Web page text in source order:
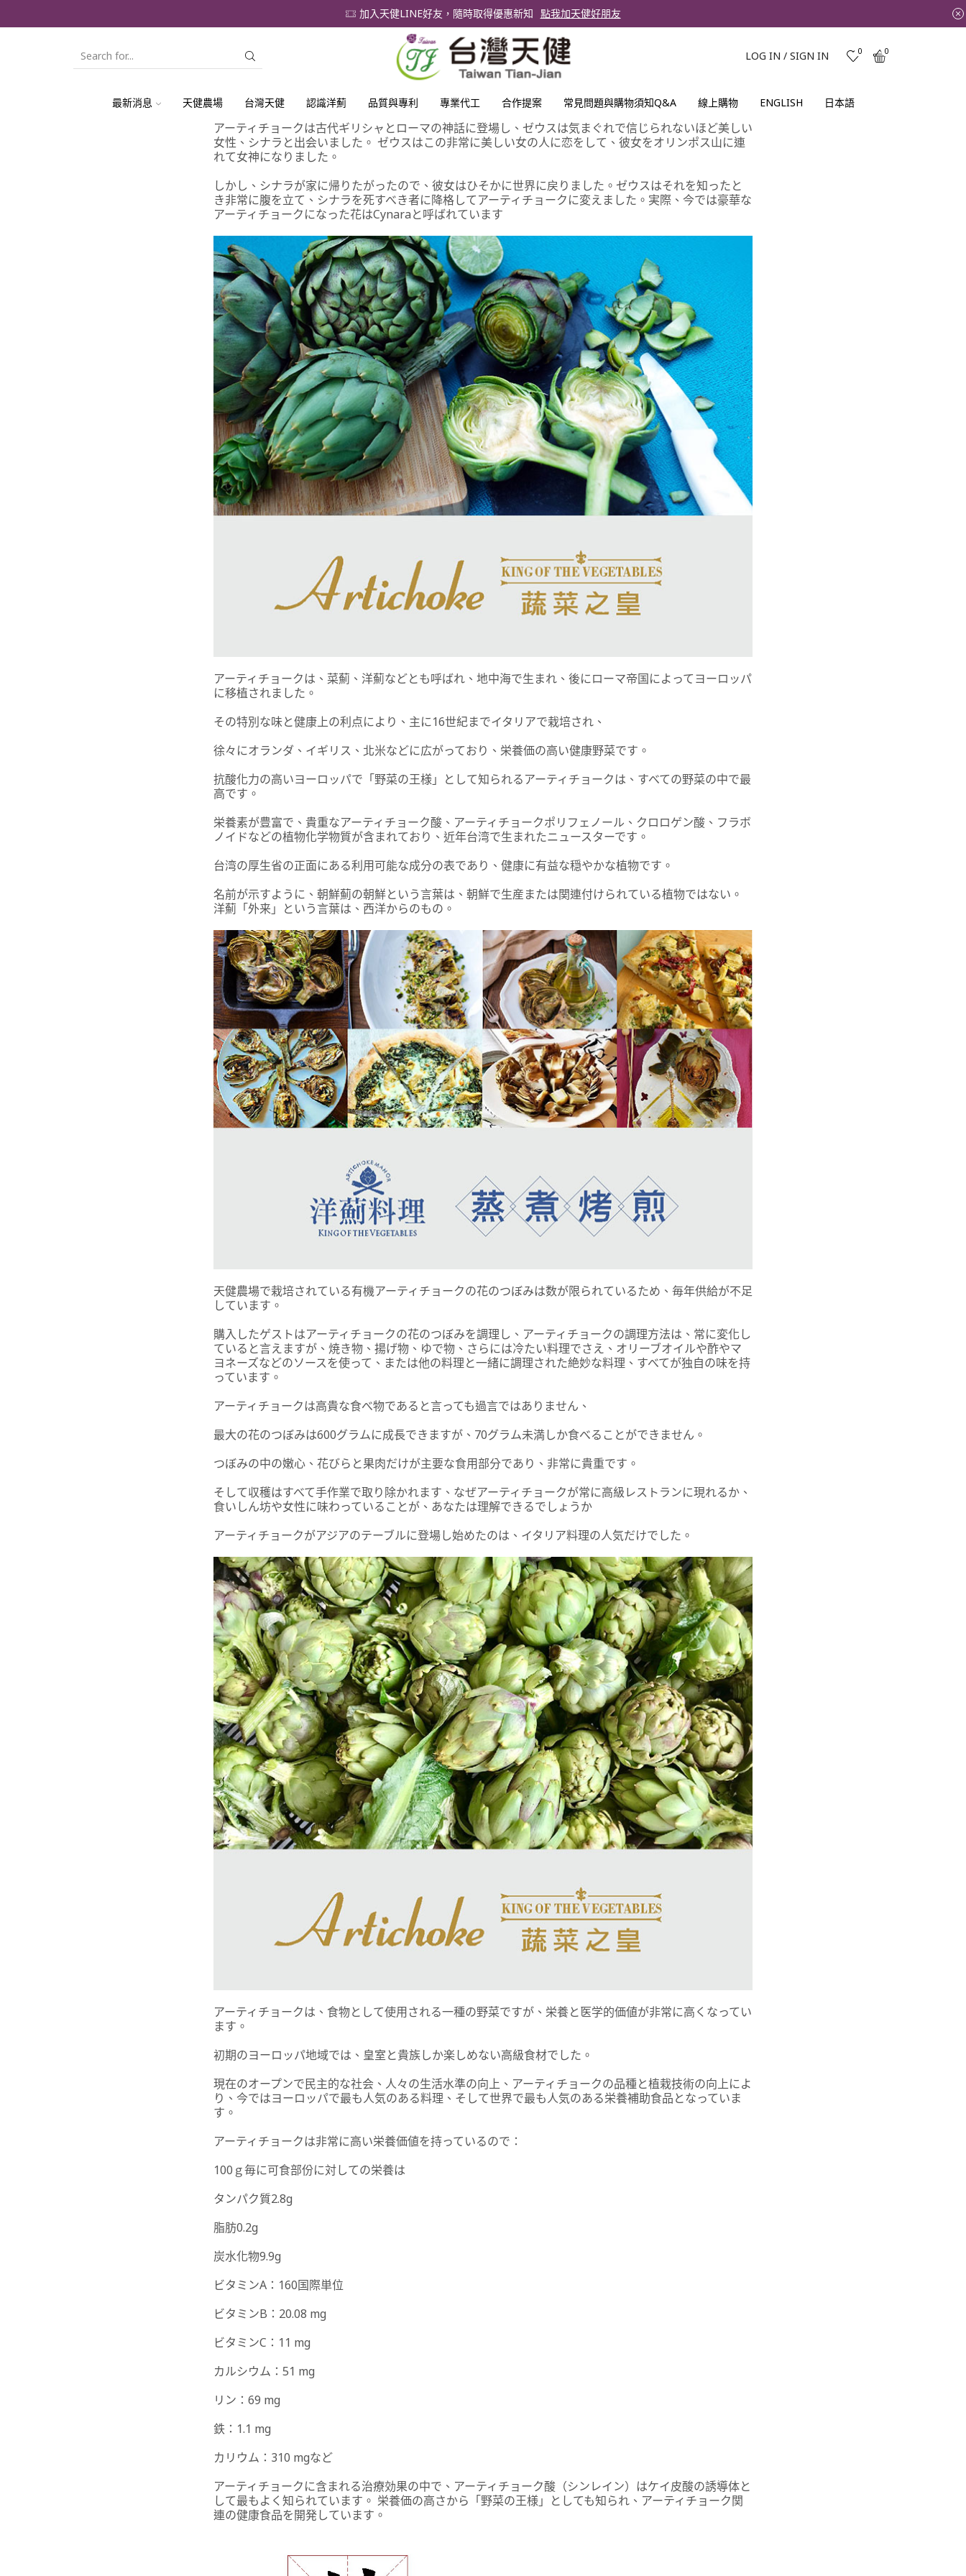
加入天健LINE好友，隨時取得優惠新知 點我加天健好朋友
LOG IN / SIGN IN 0 0
最新消息 天健農場 台灣天健 認識洋薊 品質與專利 專業代工 合作提案 常見問題與購物須知Q&A 線上購物 ENGLISH 日本語
アーティチョークは古代ギリシャとローマの神話に登場し、ゼウスは気まぐれで信じられないほど美しい
女性、シナラと出会いました。 ゼウスはこの非常に美しい女の人に恋をして、彼女をオリンポス山に連
れて女神になりました。
しかし、シナラが家に帰りたがったので、彼女はひそかに世界に戻りました。ゼウスはそれを知ったと
き非常に腹を立て、シナラを死すべき者に降格してアーティチョークに変えました。実際、今では豪華な
アーティチョークになった花はCynaraと呼ばれています
アーティチョークは、菜薊、洋薊などとも呼ばれ、地中海で生まれ、後にローマ帝国によってヨーロッパ
に移植されました。
その特別な味と健康上の利点により、主に16世紀までイタリアで栽培され、
徐々にオランダ、イギリス、北米などに広がっており、栄養価の高い健康野菜です。
抗酸化力の高いヨーロッパで「野菜の王様」として知られるアーティチョークは、すべての野菜の中で最
高です。
栄養素が豊富で、貴重なアーティチョーク酸、アーティチョークポリフェノール、クロロゲン酸、フラボ
ノイドなどの植物化学物質が含まれており、近年台湾で生まれたニュースターです。
台湾の厚生省の正面にある利用可能な成分の表であり、健康に有益な穏やかな植物です。
名前が示すように、朝鮮薊の朝鮮という言葉は、朝鮮で生産または関連付けられている植物ではない。
洋薊「外来」という言葉は、西洋からのもの。
天健農場で栽培されている有機アーティチョークの花のつぼみは数が限られているため、毎年供給が不足
しています。
購入したゲストはアーティチョークの花のつぼみを調理し、アーティチョークの調理方法は、常に変化し
ていると言えますが、焼き物、揚げ物、ゆで物、さらには冷たい料理でさえ、オリーブオイルや酢やマ
ヨネーズなどのソースを使って、または他の料理と一緒に調理された絶妙な料理、すべてが独自の味を持
っています。
アーティチョークは高貴な食べ物であると言っても過言ではありません、
最大の花のつぼみは600グラムに成長できますが、70グラム未満しか食べることができません。
つぼみの中の嫩心、花びらと果肉だけが主要な食用部分であり、非常に貴重です。
そして収穫はすべて手作業で取り除かれます、なぜアーティチョークが常に高級レストランに現れるか、
食いしん坊や女性に味わっていることが、あなたは理解できるでしょうか
アーティチョークがアジアのテーブルに登場し始めたのは、イタリア料理の人気だけでした。
アーティチョークは、食物として使用される一種の野菜ですが、栄養と医学的価値が非常に高くなってい
ます。
初期のヨーロッパ地域では、皇室と貴族しか楽しめない高級食材でした。
現在のオープンで民主的な社会、人々の生活水準の向上、アーティチョークの品種と植栽技術の向上によ
り、今ではヨーロッパで最も人気のある料理、そして世界で最も人気のある栄養補助食品となっていま
す。
アーティチョークは非常に高い栄養価値を持っているので：
100ｇ毎に可食部份に対しての栄養は
タンパク質2.8g
脂肪0.2g
炭水化物9.9g
ビタミンA：160国際単位
ビタミンB：20.08 mg
ビタミンC：11 mg
カルシウム：51 mg
リン：69 mg
鉄：1.1 mg
カリウム：310 mgなど
アーティチョークに含まれる治療効果の中で、アーティチョーク酸（シンレイン）はケイ皮酸の誘導体と
して最もよく知られています。 栄養価の高さから「野菜の王様」としても知られ、アーティチョーク関
連の健康食品を開発しています。